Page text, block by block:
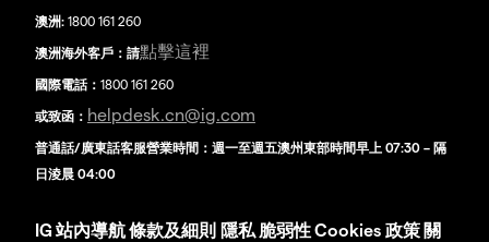
澳洲: 1800 161 260
澳洲海外客戶：請點擊這裡
國際電話： 1800 161 260
或致函： helpdesk.cn@ig.com
普通話/廣東話客服營業時間：週一至週五澳州東部時間早上 07:30 – 隔
日淩晨 04:00
IG 站內導航條款及細則 隱私 脆弱性Cookies 政策 關